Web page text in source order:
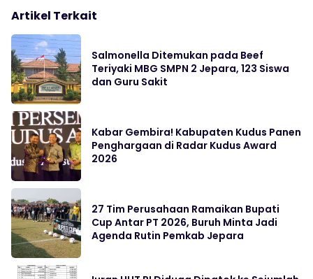
Artikel Terkait
Salmonella Ditemukan pada Beef
Teriyaki MBG SMPN 2 Jepara, 123 Siswa
dan Guru Sakit
Kabar Gembira! Kabupaten Kudus Panen
Penghargaan di Radar Kudus Award
2026
27 Tim Perusahaan Ramaikan Bupati
Cup Antar PT 2026, Buruh Minta Jadi
Agenda Rutin Pemkab Jepara